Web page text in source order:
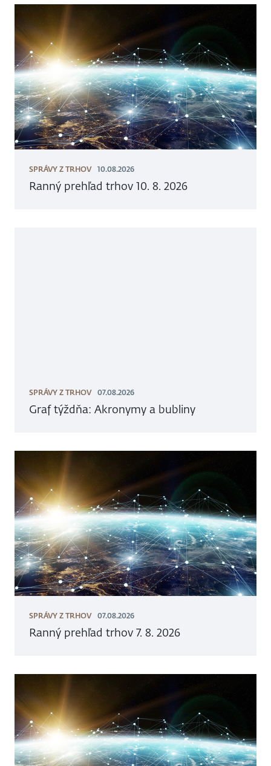
SPRÁVY Z TRHOV 10.08.2026
Ranný prehľad trhov 10. 8. 2026
SPRÁVY Z TRHOV 07.08.2026
Graf týždňa: Akronymy a bubliny
SPRÁVY Z TRHOV 07.08.2026
Ranný prehľad trhov 7. 8. 2026